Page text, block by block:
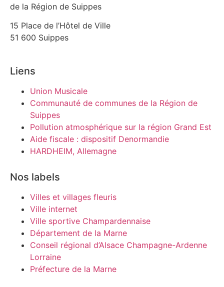
de la Région de Suippes
15 Place de l’Hôtel de Ville
51 600 Suippes
Liens
Union Musicale
Communauté de communes de la Région de
Suippes
Pollution atmosphérique sur la région Grand Est
Aide fiscale : dispositif Denormandie
HARDHEIM, Allemagne
Nos labels
Villes et villages fleuris
Ville internet
Ville sportive Champardennaise
Département de la Marne
Conseil régional d’Alsace Champagne-Ardenne
Lorraine
Préfecture de la Marne